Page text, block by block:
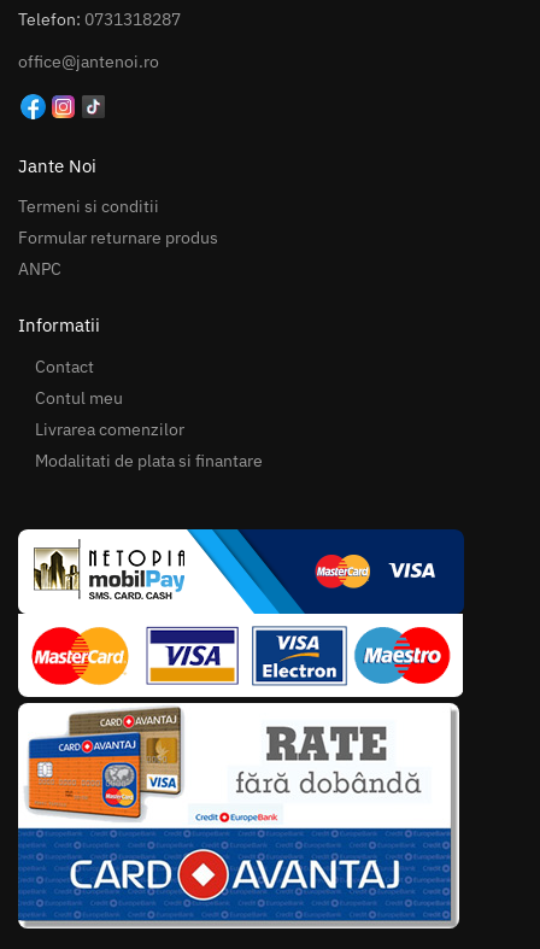
Telefon: 0731318287
office@jantenoi.ro
Jante Noi
Termeni si conditii
Formular returnare produs
ANPC
Informatii
Contact
Contul meu
Livrarea comenzilor
Modalitati de plata si finantare